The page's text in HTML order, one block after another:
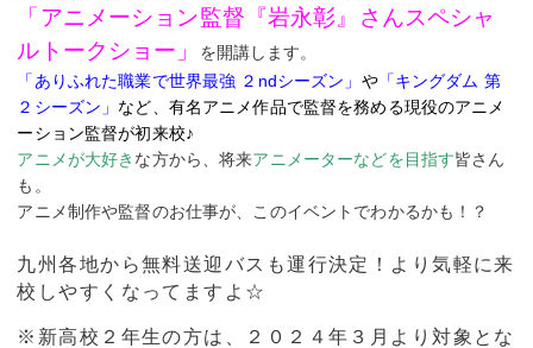
「 アニメーション監督『岩永彰』さんスペシャ
ルトークショー」
を開講します。
「ありふれた職業で世界最強 ２ndシーズン 」 や「キングダム 第
２シーズン」 など、有名アニメ作品で監督を務める現役のアニメ
ーション監督が初来校♪
アニメが大好き な方から、将来アニメーターなどを目指す皆さん
も。
アニメ制作や監督のお仕事が、このイベントでわかるかも！？
九州各地から無料送迎バスも運行決定！より気軽に来
校しやすくなってますよ☆
※新高校２年生の方は、２０２４年３月より対象とな